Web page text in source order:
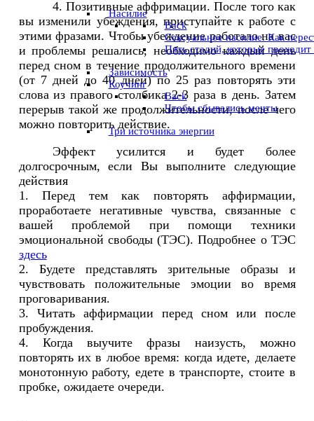
Насилие
Back
Сексуальное насилие. Как
Пять стадий, которые
Зависимость
Коучинг
Back
Чтобы сбывались мечты
Три источника энергии
4. Позитивные аффримации. После того как
вы изменили убеждения, приступайте к работе с
этими фразами. Чтобы убеждение работало на вас
и проблемы решались, необходимо каждый день
перед сном в течение продолжительного времени
(от 7 дней до 40 дней) по 25 раз повторять эти
слова из правого столбика 2-3 раза в день. Затем
перерыв такой же продолжительности, после чего
можно повторить действие.
Эффект усилится и будет более
долгосрочным, если Вы выполните следующие
действия
1. Перед тем как повторять аффирмации,
проработаете негативные чувства, связанные с
вашей проблемой при помощи техники
эмоциональной свободы (ТЭС). Подробнее о ТЭС
здесь
2. Будете представлять зрительные образы и
чувствовать положительные эмоции во время
проговаривания.
3. Читать аффирмации перед сном или после
пробуждения.
4. Когда выучите фразы наизусть, можно
повторять их в любое время: когда идете, делаете
монотонную работу, едете в транспорте, стоите в
пробке, ожидаете очереди.